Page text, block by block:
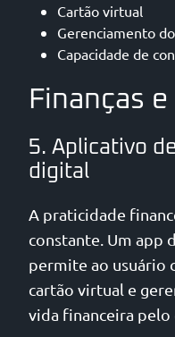
Cartão virtual
Gerenciamento
Capacidade de
Finanças
5. Aplicativo
digital
A praticidade
constante. Um app
permite ao usuário
cartão virtual e
vida financeira pelo